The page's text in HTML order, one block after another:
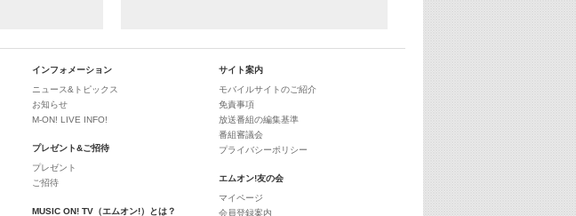
インフォメーション
ニュース&トピックス
お知らせ
M-ON! LIVE INFO!
プレゼント&ご招待
プレゼント
ご招待
MUSIC ON! TV（エムオン!）とは？
サイト案内
モバイルサイトのご紹介
免責事項
放送番組の編集基準
番組審議会
プライバシーポリシー
エムオン!友の会
マイページ
会員登録案内